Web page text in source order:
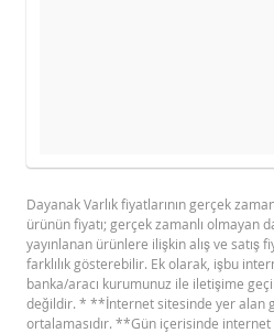
YASAL DOKÜMANLAR
BNPP SPK ONAYLI OZET
2026 IHRACI)
FIYAT BILGISI
GÖSTERGE FIYAT TABLOSU
Hesaplayıcı sonuçları
DAYANAK VARLIK FIYAT
1,205
1,2
Dayanak Varlık fiyatlarının gerçek
ürünün fiyatı; gerçek zamanlı olmayan
yayınlanan ürünlere ilişkin alış ve satış
farklılık gösterebilir. Ek olarak, işbu
banka/aracı kurumunuz ile iletişime
değildir. * **İnternet sitesinde yer alan
ortalamasıdır. **Gün içerisinde internet